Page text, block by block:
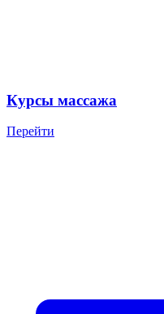
Курсы массажа
Перейти